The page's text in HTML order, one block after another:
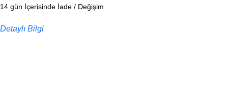
14 gün İçerisinde İade / Değişim
Detaylı Bilgi